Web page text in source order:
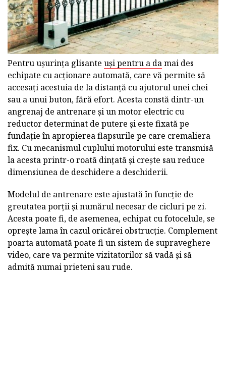
Pentru ușurința glisante uși pentru a damai des
echipate cu acționare automată, care vă permite să
accesați acestuia de la distanță cu ajutorul unei chei
sau a unui buton, fără efort. Acesta constă dintr-un
angrenaj de antrenare și un motor electric cu
reductor determinat de putere și este fixată pe
fundație în apropierea flapsurile pe care cremaliera
fix. Cu mecanismul cuplului motorului este transmisă
la acesta printr-o roată dințată și crește sau reduce
dimensiunea de deschidere a deschiderii.
Modelul de antrenare este ajustată în funcție de
greutatea porții și numărul necesar de cicluri pe zi.
Acesta poate fi, de asemenea, echipat cu fotocelule, se
oprește lama în cazul oricărei obstrucție. Complement
poarta automată poate fi un sistem de supraveghere
video, care va permite vizitatorilor să vadă și să
admită numai prieteni sau rude.